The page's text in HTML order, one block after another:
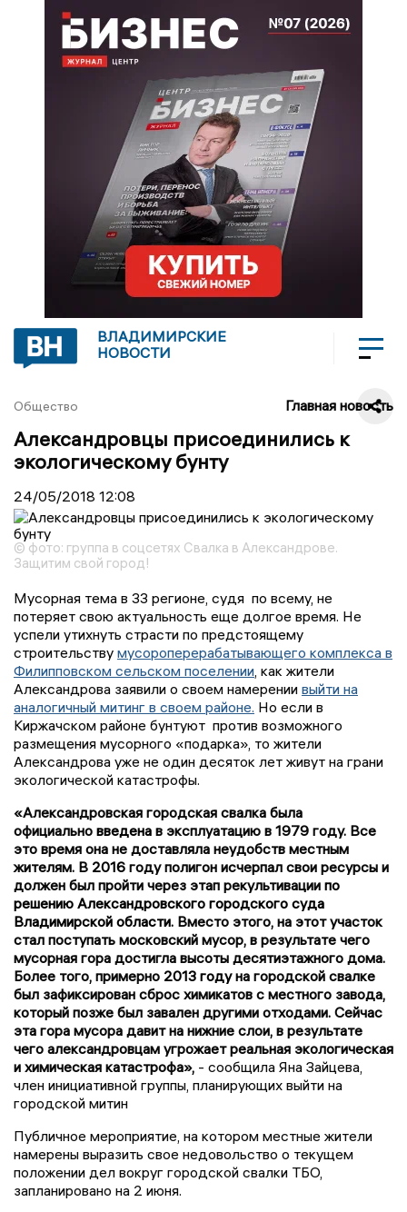
ВЛАДИМИРСКИЕ
НОВОСТИ
Общество Главная новость
Александровцы присоединились к
экологическому бунту
24/05/2018 12:08
© фото: группа в соцсетях Свалка в Александрове.
Защитим свой город!
Мусорная тема в 33 регионе, судя по всему, не
потеряет свою актуальность еще долгое время. Не
успели утихнуть страсти по предстоящему
строительству мусороперерабатывающего комплекса в
Филипповском сельском поселении , как жители
Александрова заявили о своем намерении выйти на
аналогичный митинг в своем районе. Но если в
Киржачском районе бунтуют против возможного
размещения мусорного «подарка», то жители
Александрова уже не один десяток лет живут на грани
экологической катастрофы.
«Александровская городская свалка была
официально введена в эксплуатацию в 1979 году. Все
это время она не доставляла неудобств местным
жителям. В 2016 году полигон исчерпал свои ресурсы и
должен был пройти через этап рекультивации по
решению Александровского городского суда
Владимирской области. Вместо этого, на этот участок
стал поступать московский мусор, в результате чего
мусорная гора достигла высоты десятиэтажного дома.
Более того, примерно 2013 годуна городской свалке
был зафиксирован сброс химикатов с местного завода,
который позже был завален другими отходами. Сейчас
эта гора мусора давит на нижние слои, в результате
чего александровцам угрожает реальная экологическая
и химическая катастрофа», - сообщила Яна Зайцева,
член инициативной группы, планирующих выйти на
городской митин
Публичное мероприятие, на котором местные жители
намерены выразить свое недовольство о текущем
положении дел вокруг городской свалки ТБО,
запланировано на 2 июня.